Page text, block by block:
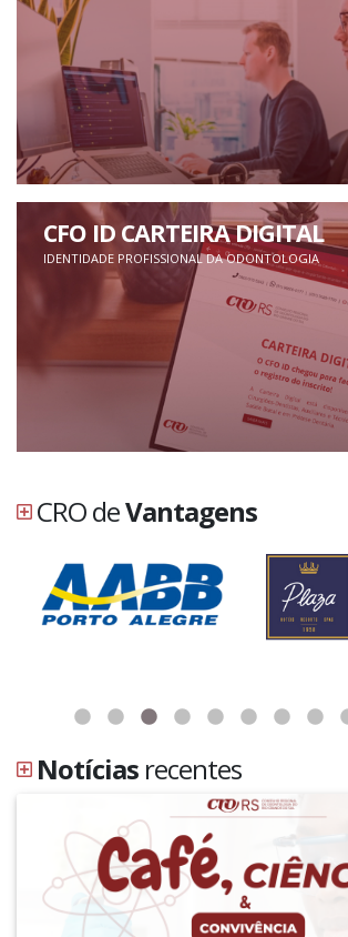
CFO ID CARTEIRA DIGITAL
IDENTIDADE PROFISSIONAL DA ODONTOLOGIA
CRO deVantagens
Notícias recentes